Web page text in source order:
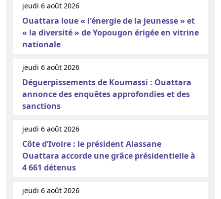
jeudi 6 août 2026
Ouattara loue « l'énergie de la jeunesse » et
« la diversité » de Yopougon érigée en vitrine
nationale
jeudi 6 août 2026
Déguerpissements de Koumassi : Ouattara
annonce des enquêtes approfondies et des
sanctions
jeudi 6 août 2026
Côte d’Ivoire : le président Alassane
Ouattara accorde une grâce présidentielle à
4 661 détenus
jeudi 6 août 2026